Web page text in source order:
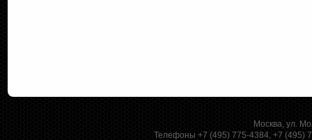
Москва, ул.
Телефоны +7 (495) 775-4384, +7 (495)